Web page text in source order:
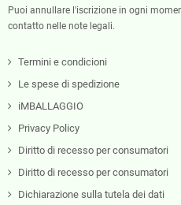
Puoi annullare l'iscrizione in ogni
contatto nelle note legali.
Termini e condicioni
Le spese di spedizione
iMBALLAGGIO
Privacy Policy
Diritto di recesso per consumatori
Diritto di recesso per consumatori
Dichiarazione sulla tutela dei dati